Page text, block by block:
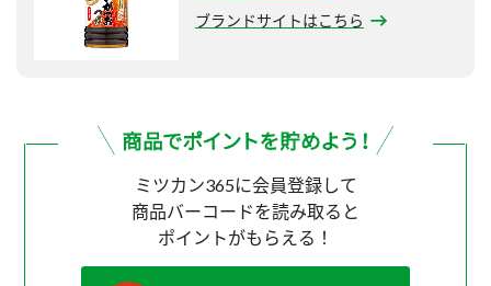
ブランドサイトはこちら
ミツカン365に会員登録して
商品バーコードを読み取ると
ポイントがもらえる！